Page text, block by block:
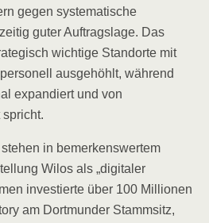
gegen systematische
guter Auftragslage. Das
wichtige Standorte mit
ausgehöhlt, während
expandiert und von
spricht.
in bemerkenswertem
Wilos als „digitaler
investierte über 100 Millionen
am Dortmunder Stammsitz,